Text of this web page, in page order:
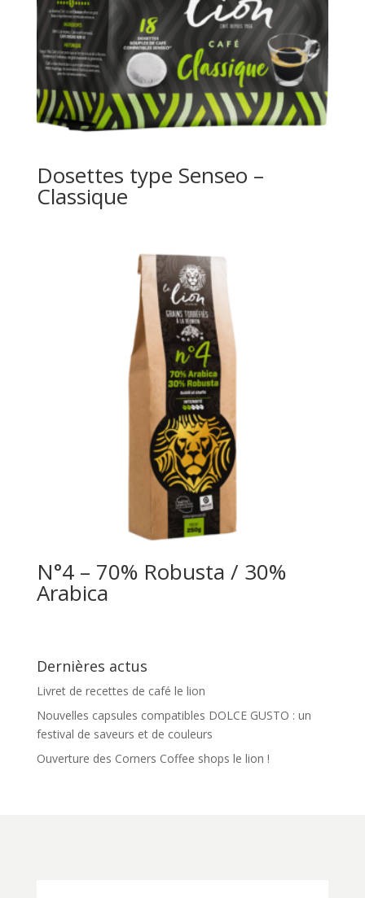
Dosettes type Senseo –
Classique
N°4 – 70% Robusta / 30%
Arabica
Dernières actus
Livret de recettes de café le lion
Nouvelles capsules compatibles DOLCE GUSTO : un
festival de saveurs et de couleurs
Ouverture des Corners Coffee shops le lion !